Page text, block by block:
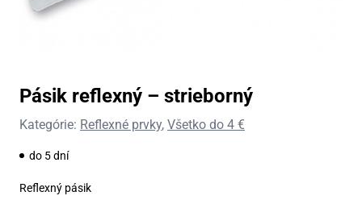
Pásik reflexný – strieborný
Kategórie: Reflexné prvky, Všetko do 4 €
do 5 dní
Reflexný pásik